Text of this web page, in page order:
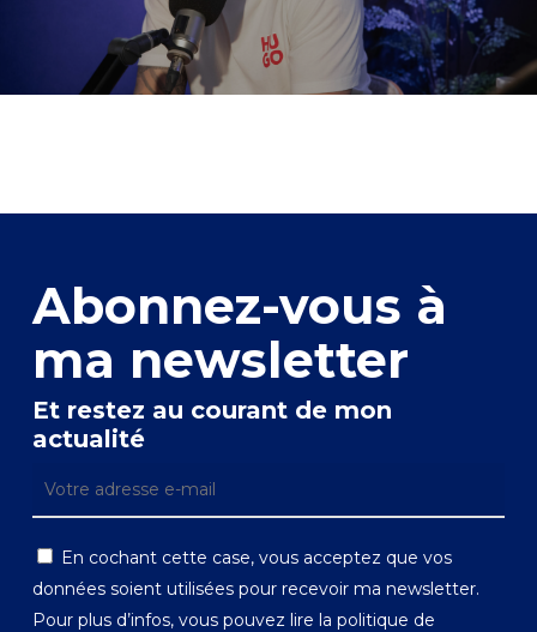
Abonnez-vous à
ma newsletter
Et restez au courant de mon
actualité
En cochant cette case, vous acceptez que vos
données soient utilisées pour recevoir ma newsletter.
Pour plus d’infos, vous pouvez lire la politique de